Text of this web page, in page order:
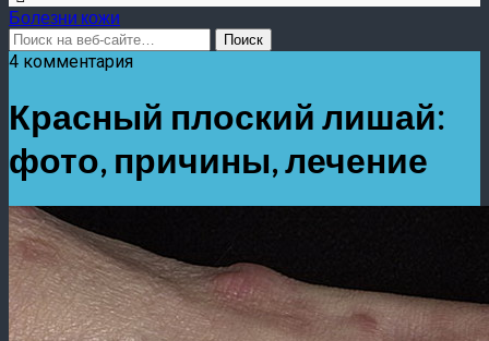
Болезни кожи
4 комментария
Красный плоский лишай:
фото, причины, лечение